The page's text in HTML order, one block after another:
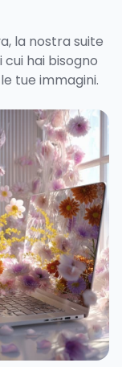
la nostra suite
hai bisogno
tue immagini.